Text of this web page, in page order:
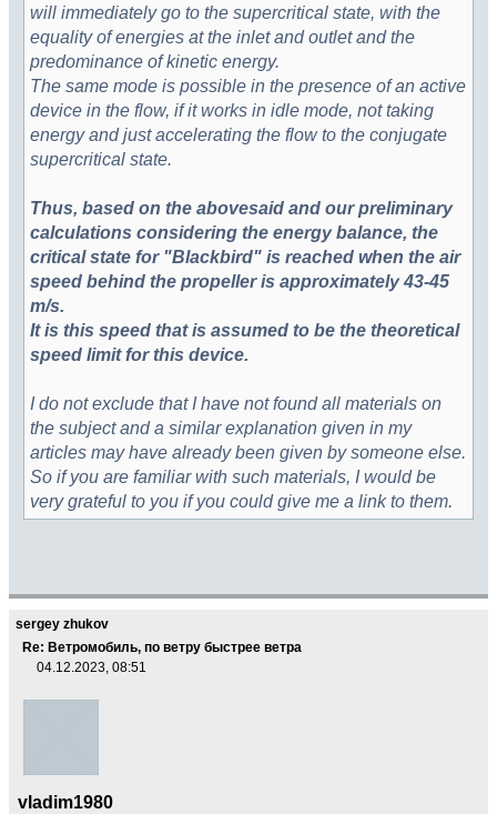
will immediately go to the supercritical state, with the
equality of energies at the inlet and outlet and the
predominance of kinetic energy.
The same mode is possible in the presence of an active
device in the flow, if it works in idle mode, not taking
energy and just accelerating the flow to the conjugate
supercritical state.
Thus, based on the abovesaid and our preliminary
calculations considering the energy balance, the
critical state for "Blackbird" is reached when the air
speed behind the propeller is approximately 43-45
m/s.
It is this speed that is assumed to be the theoretical
speed limit for this device.
I do not exclude that I have not found all materials on
the subject and a similar explanation given in my
articles may have already been given by someone else.
So if you are familiar with such materials, I would be
very grateful to you if you could give me a link to them.
sergey zhukov
Re: Ветромобиль, по ветру быстрее ветра
04.12.2023, 08:51
vladim1980